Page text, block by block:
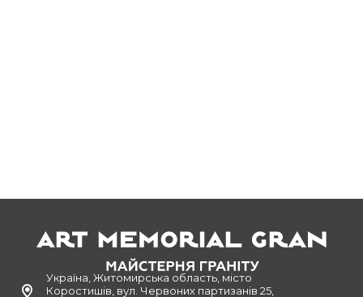
Україна, Житомирська область, місто
Коростишів, вул. Червоних партизанів 25,